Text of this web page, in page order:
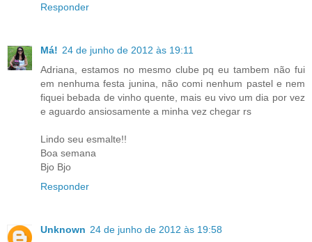
Responder
Má! 24 de junho de 2012 às 19:11
Adriana, estamos no mesmo clube pq eu tambem não fui
em nenhuma festa junina, não comi nenhum pastel e nem
fiquei bebada de vinho quente, mais eu vivo um dia por vez
e aguardo ansiosamente a minha vez chegar rs
Lindo seu esmalte!!
Boa semana
Bjo Bjo
Responder
Unknown 24 de junho de 2012 às 19:58